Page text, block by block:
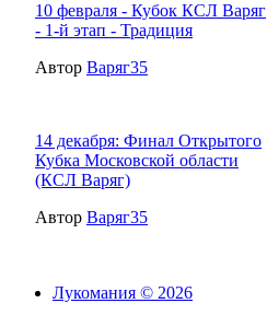
10 февраля - Кубок КСЛ Варяг
- 1-й этап - Традиция
Автор Варяг35
14 декабря: Финал Открытого
Кубка Московской области
(КСЛ Варяг)
Автор Варяг35
Лукомания © 2026